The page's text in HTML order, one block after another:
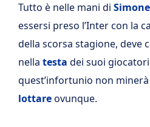
Tutto è nelle mani di
essersi preso l’Inter con la
della scorsa stagione, deve
nella testa dei suoi
quest’infortunio non
lottareovunque.